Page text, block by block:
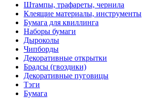
Штампы, трафареты, чернила
Клеящие материалы, инструменты
Бумага для квиллинга
Наборы бумаги
Дыроколы
Чипборды
Декоративные открытки
Брадсы (гвоздики)
Декоративные пуговицы
Тэги
Бумага